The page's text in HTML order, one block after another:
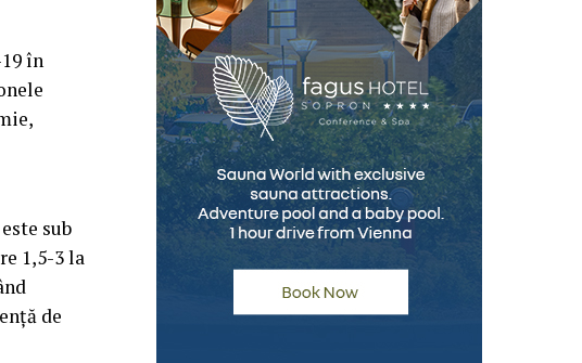
în
sub
1,5-3 la
de